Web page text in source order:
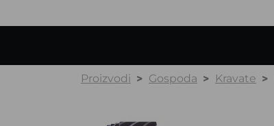
Proizvodi Gospoda Kravate